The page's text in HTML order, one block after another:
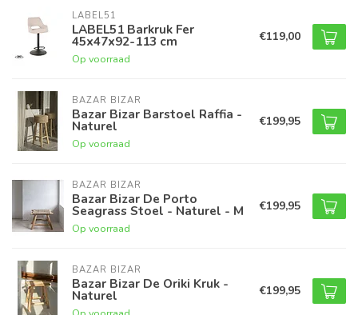
LABEL51
LABEL51 Barkruk Fer
45x47x92-113 cm
Op voorraad
€119,00
BAZAR BIZAR
Bazar Bizar Barstoel Raffia -
Naturel
Op voorraad
€199,95
BAZAR BIZAR
Bazar Bizar De Porto
Seagrass Stoel - Naturel - M
Op voorraad
€199,95
BAZAR BIZAR
Bazar Bizar De Oriki Kruk -
Naturel €199,95